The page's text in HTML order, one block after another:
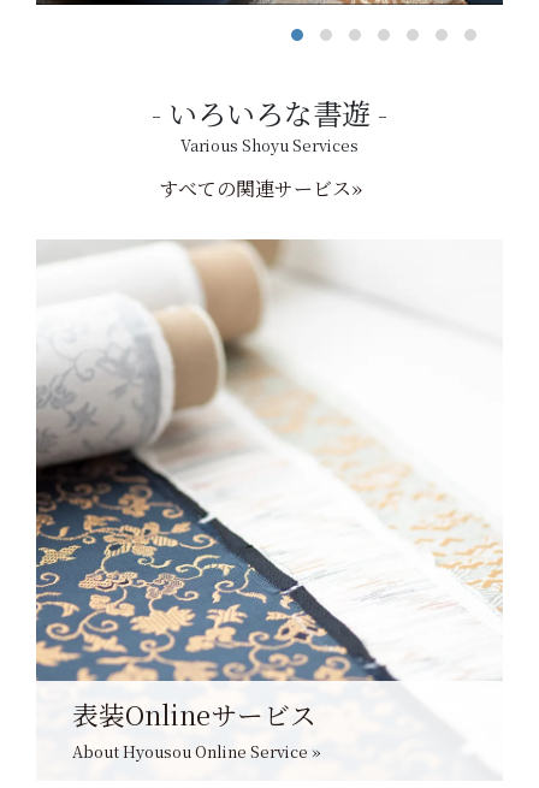
いろいろな書遊
Various Shoyu Services
すべての関連サービス»
表装Onlineサービス
About Hyousou Online Service »